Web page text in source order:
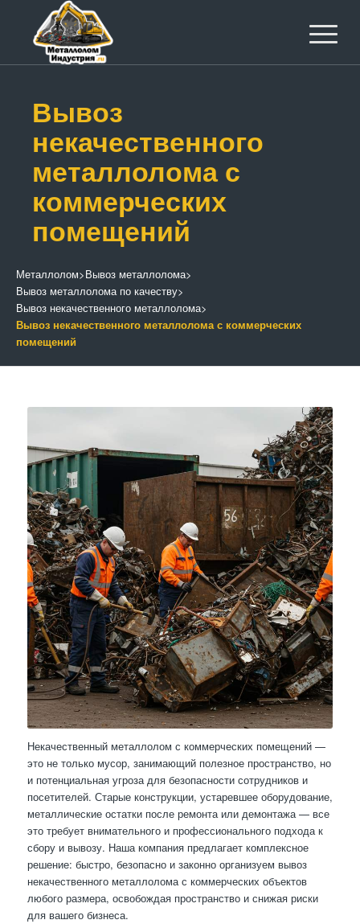
Вывоз
некачественного
металлолома с
коммерческих
помещений
Металлолом>Вывоз металлолома>
Вывоз металлолома по качеству>
Вывоз некачественного металлолома>
Вывоз некачественного металлолома с коммерческих
помещений
Некачественный металлолом с коммерческих помещений —
это не только мусор, занимающий полезное пространство, но
и потенциальная угроза для безопасности сотрудников и
посетителей. Старые конструкции, устаревшее оборудование,
металлические остатки после ремонта или демонтажа — все
это требует внимательного и профессионального подхода к
сбору и вывозу. Наша компания предлагает комплексное
решение: быстро, безопасно и законно организуем вывоз
некачественного металлолома с коммерческих объектов
любого размера, освобождая пространство и снижая риски
для вашего бизнеса.